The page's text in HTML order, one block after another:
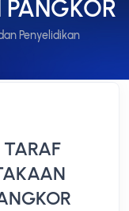
Penyelidikan